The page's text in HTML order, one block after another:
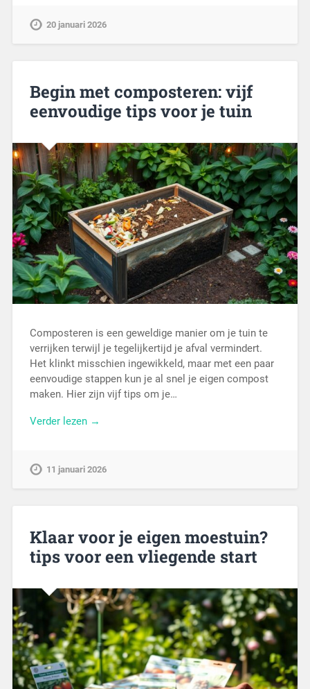
20 januari 2026
Begin met composteren: vijf
eenvoudige tips voor je tuin
Composteren is een geweldige manier om je tuin te
verrijken terwijl je tegelijkertijd je afval vermindert.
Het klinkt misschien ingewikkeld, maar met een paar
eenvoudige stappen kun je al snel je eigen compost
maken. Hier zijn vijf tips om je…
Verder lezen →
11 januari 2026
Klaar voor je eigen moestuin?
tips voor een vliegende start